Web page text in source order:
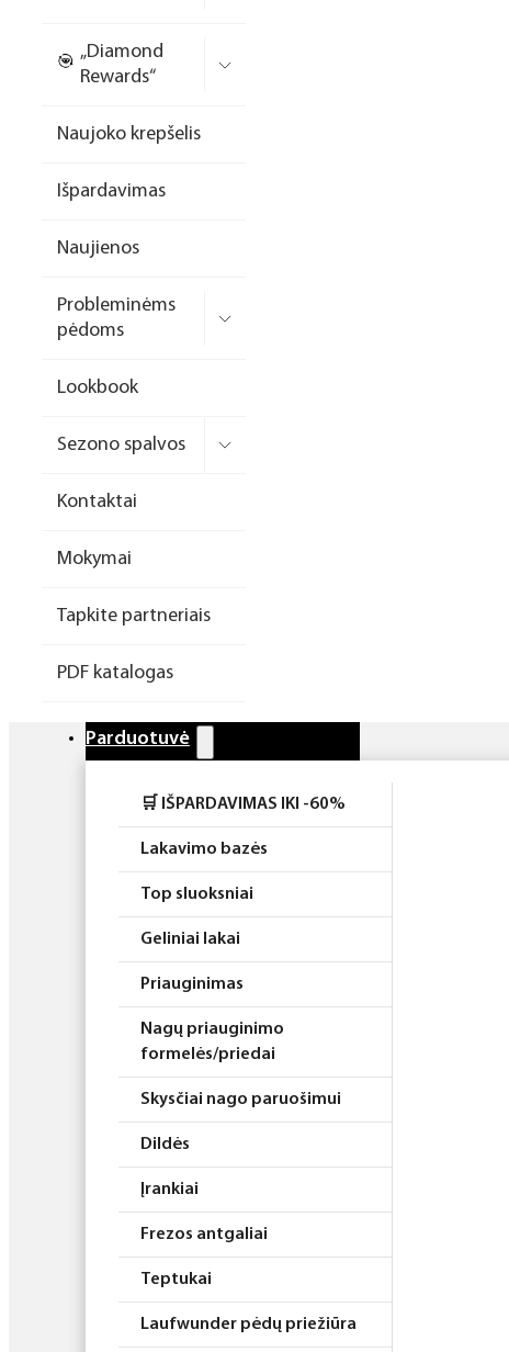
formelės/priedai
Dildės
Įrankiai
Laufwunder pėdų priežiūra
priemonės
Rinkiniai
„Diamond
Rewards“
Naujoko krepšelis
Išpardavimas
Naujienos
Probleminėms
pėdoms
Lookbook
Sezono spalvos
Kontaktai
Mokymai
Tapkite partneriais
PDF katalogas
Parduotuvė
🛒 IŠPARDAVIMAS IKI -60%
Lakavimo bazės
Top sluoksniai
Geliniai lakai
Priauginimas
Nagų priauginimo
formelės/priedai
Skysčiai nago paruošimui
Dildės
Įrankiai
Frezos antgaliai
Teptukai
Laufwunder pėdų priežiūra